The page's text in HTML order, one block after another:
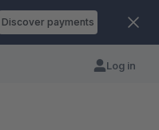
Discover payments
Log in